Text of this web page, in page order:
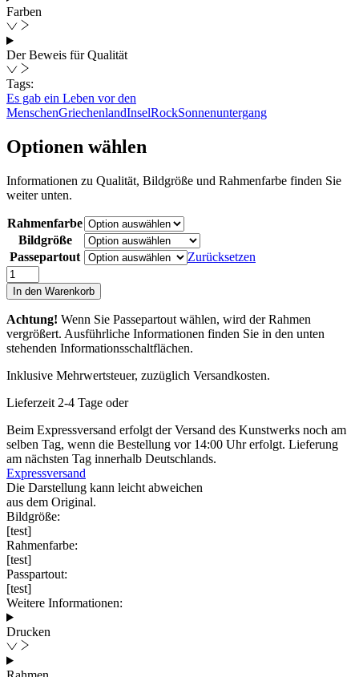
Farben
Der Beweis für Qualität
Tags:
Es gab ein Leben vor den
MenschenGriechenlandInselRockSonnenuntergang
Optionen wählen
Informationen zu Qualität, Bildgröße und Rahmenfarbe finden Sie
weiter unten.
Rahmenfarbe
Bildgröße
Passepartout
Zurücksetzen
Forged
by
Outer
Forces
Menge
In den Warenkorb
Achtung! Wenn Sie Passepartout wählen, wird der Rahmen
vergrößert. Ausführliche Informationen finden Sie in den unten
stehenden Informationsschaltflächen.
Inklusive Mehrwertsteuer, zuzüglich Versandkosten.
Lieferzeit 2-4 Tage oder
Beim Expressversand erfolgt der Versand des Kunstwerks noch am
selben Tag, wenn die Bestellung vor 14:00 Uhr erfolgt. Lieferung
am nächsten Tag innerhalb Deutschlands.
Expressversand
Die Darstellung kann leicht abweichen
aus dem Original.
Bildgröße:
[test]
Rahmenfarbe:
[test]
Passpartout:
[test]
Weitere Informationen:
Drucken